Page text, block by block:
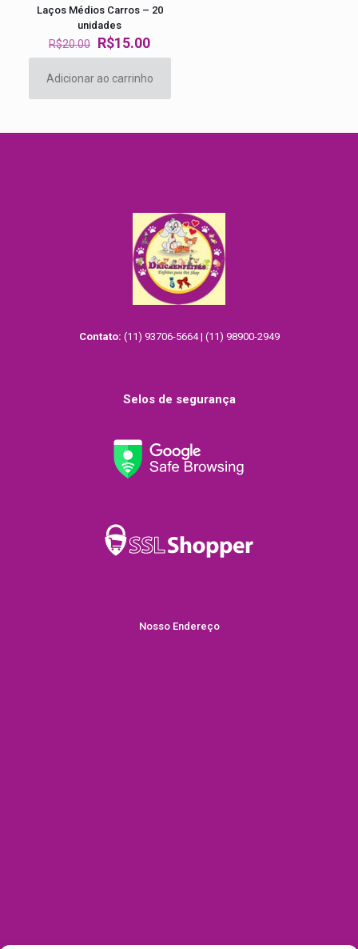
Laços Médios Carros – 20
unidades
R$20.00 O
preço
original
era:
R$20.00.
R$15.00O
preço
atual
é:
R$15.00.
Adicionar ao carrinho
Contato: (11) 93706-5664 | (11) 98900-2949
Selos de segurança
Nosso Endereço